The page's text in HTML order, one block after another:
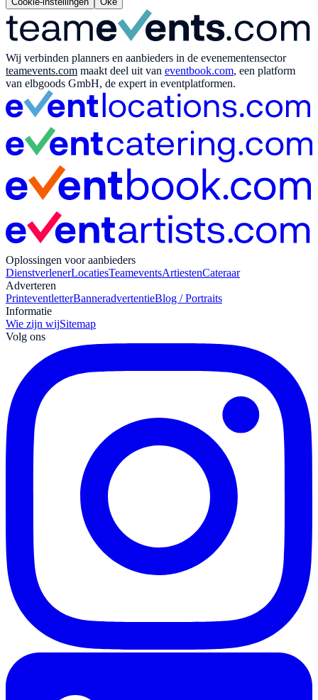
Wij verbinden planners en aanbieders in de evenementensector
teamevents.com maakt deel uit van eventbook.com, een platform
van elbgoods GmbH, de expert in eventplatformen.
Oplossingen voor aanbieders
DienstverlenerLocatiesTeameventsArtiestenCateraar
Adverteren
PrinteventletterBanneradvertentieBlog / Portraits
Informatie
Wie zijn wijSitemap
Volg ons